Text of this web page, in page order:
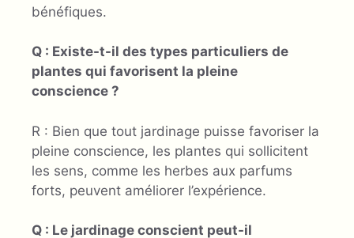
bénéfiques.
Q : Existe-t-il des types particuliers de
plantes qui favorisent la pleine
conscience ?
R : Bien que tout jardinage puisse favoriser la
pleine conscience, les plantes qui sollicitent
les sens, comme les herbes aux parfums
forts, peuvent améliorer l’expérience.
Q : Le jardinage conscient peut-il